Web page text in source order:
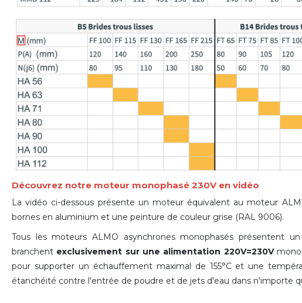
Découvrez notre moteur monophasé 230V en vidéo
La vidéo ci-dessous présente un moteur équivalent au moteur
bornes en aluminium et une peinture de couleur grise (RAL 9006).
Tous les moteurs ALMO asynchrones monophasés présentent
branchent exclusivement sur une alimentation 220V=230V
pour supporter un échauffement maximal de 155°C et une
étanchéité contre l'entrée de poudre et de jets d'eau dans n'importe